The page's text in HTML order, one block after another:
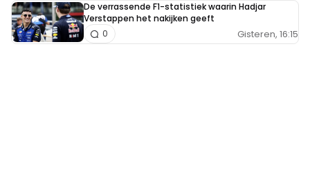
De verrassende F1-statistiek waarin Hadjar
Verstappen het nakijken geeft
Gisteren, 16:15
0